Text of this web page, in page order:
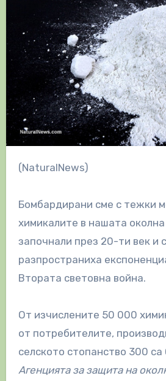
(NaturalNews)
Бомбардирани сме с тежки
химикалите в нашата
започнали през 20-ти век и
разпространиха
Втората световна война.
От изчислените 50 000
от потребителите,
селското стопанство 300
Агенцията за защита на